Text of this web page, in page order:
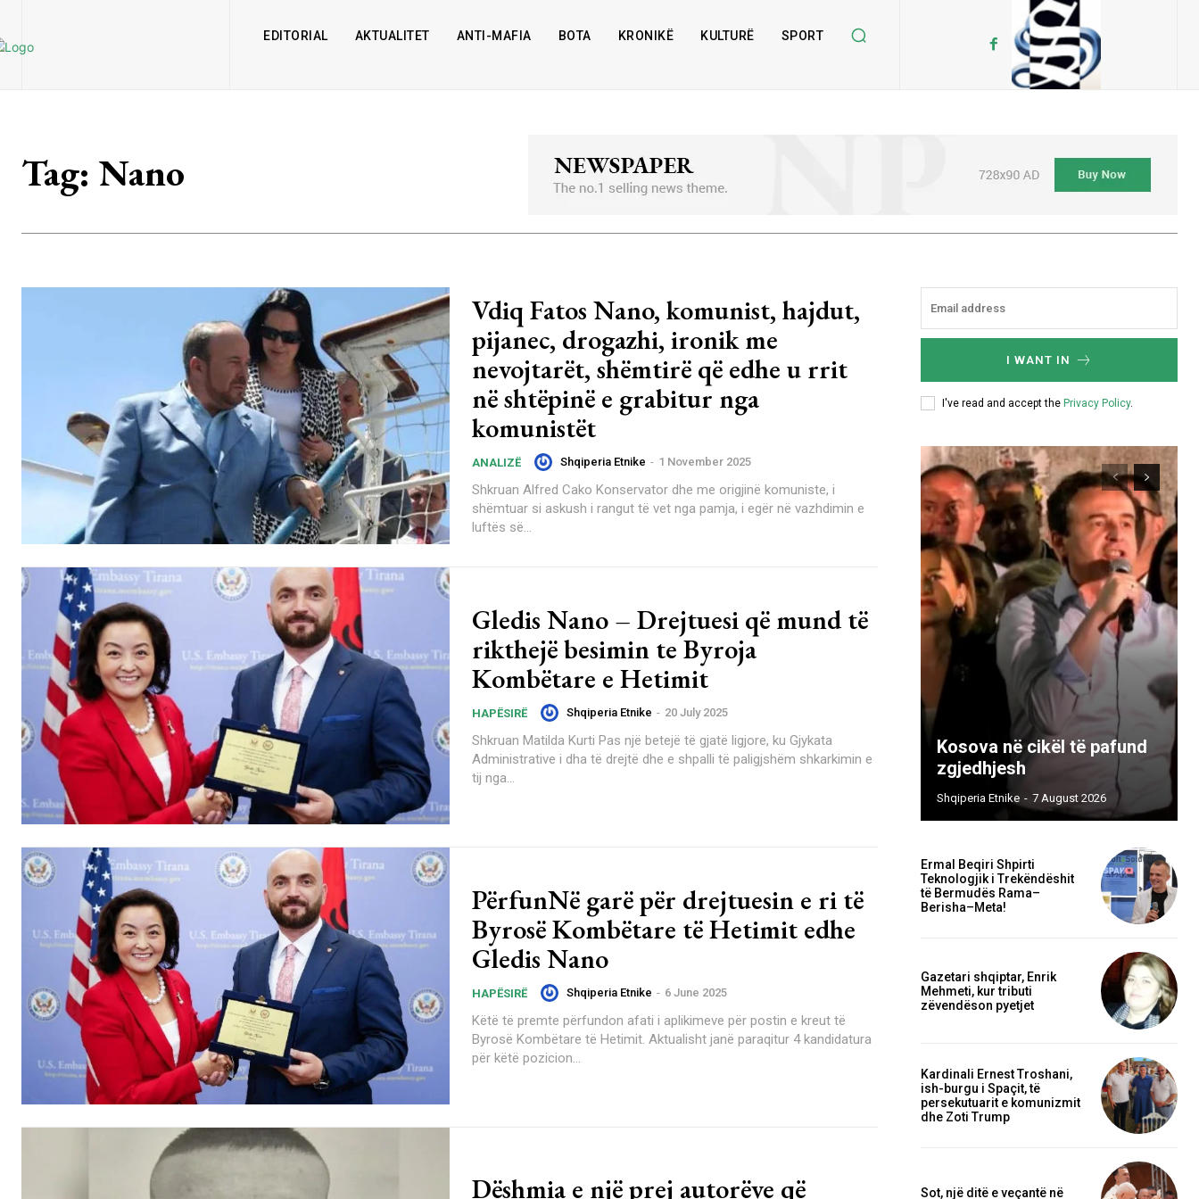
EDITORIAL AKTUALITET ANTI-MAFIA BOTA KRONIKË KULTURË SPORT
Tag: Nano
Vdiq Fatos Nano, komunist, hajdut,
pijanec, drogazhi, ironik me
nevojtarët, shëmtirë që edhe u rrit
në shtëpinë e grabitur nga
komunistët
ANALIZË Shqiperia Etnike - 1 November 2025
Shkruan Alfred Cako Konservator dhe me origjinë komuniste, i
shëmtuar si askush i rangut të vet nga pamja, i egër në vazhdimin e
luftës së...
Gledis Nano – Drejtuesi që mund të
rikthejë besimin te Byroja
Kombëtare e Hetimit
HAPËSIRË Shqiperia Etnike - 20 July 2025
Shkruan Matilda Kurti Pas një betejë të gjatë ligjore, ku Gjykata
Administrative i dha të drejtë dhe e shpalli të paligjshëm shkarkimin e
tij nga...
PërfunNë garë për drejtuesin e ri të
Byrosë Kombëtare të Hetimit edhe
Gledis Nano
HAPËSIRË Shqiperia Etnike - 6 June 2025
Këtë të premte përfundon afati i aplikimeve për postin e kreut të
Byrosë Kombëtare të Hetimit. Aktualisht janë paraqitur 4 kandidatura
për këtë pozicion...
Dëshmia e një prej autorëve që
I WANT IN
I've read and accept the Privacy Policy.
Kosova në cikël të pafund
zgjedhjesh
Shqiperia Etnike - 7 August 2026
Ermal Beqiri Shpirti
Teknologjik i Trekëndëshit
të Bermudës Rama–
Berisha–Meta!
Gazetari shqiptar, Enrik
Mehmeti, kur tributi
zëvendëson pyetjet
Kardinali Ernest Troshani,
ish-burgu i Spaçit, të
persekutuarit e komunizmit
dhe Zoti Trump
Sot, një ditë e veçantë në